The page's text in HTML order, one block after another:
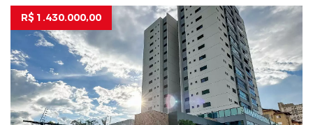
R$ 1.430.000,00